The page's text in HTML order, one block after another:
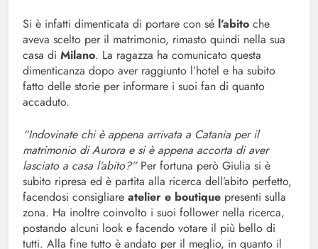
Si è infatti dimenticata di portare con sé l’abito che
aveva scelto per il matrimonio, rimasto quindi nella sua
casa di Milano. La ragazza ha comunicato questa
dimenticanza dopo aver raggiunto l’hotel e ha subito
fatto delle storie per informare i suoi fan di quanto
accaduto.
“Indovinate chi è appena arrivata a Catania per il
matrimonio di Aurora e si è appena accorta di aver
lasciato a casa l’abito?” Per fortuna però Giulia si è
subito ripresa ed è partita alla ricerca dell’abito perfetto,
facendosi consigliare atelier e boutique presenti sulla
zona. Ha inoltre coinvolto i suoi follower nella ricerca,
postando alcuni look e facendo votare il più bello di
tutti. Alla fine tutto è andato per il meglio, in quanto il